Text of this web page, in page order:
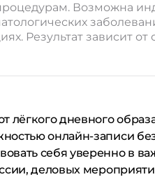
Возможна
Результат зависит
дневного
онлайн-записи
себя уверенно в
деловых